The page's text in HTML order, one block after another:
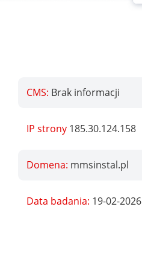
CMS: Brak informacji
IP strony 185.30.124.158
Domena: mmsinstal.pl
Data badania: 19-02-2026